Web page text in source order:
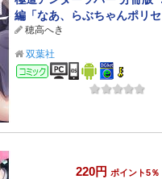
編「なあ、らぶちゃんポリ
穂高へき
双葉社
コミック
220円 ポイント5％